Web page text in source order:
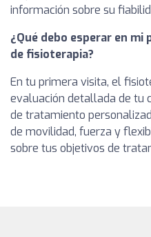
información sobre su
¿Qué debo esperar en
de fisioterapia?
En tu primera visita, el
evaluación detallada de tu
de tratamiento
de movilidad, fuerza y
sobre tus objetivos de